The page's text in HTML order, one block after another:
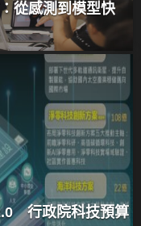
從感測到模型快
行政院科技預算